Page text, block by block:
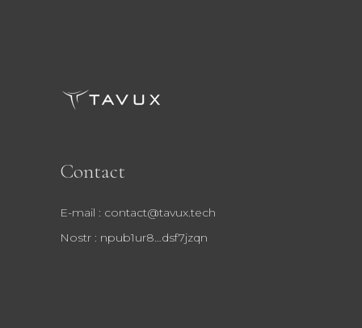
Contact
E-mail : contact@tavux.tech
Nostr : npub1ur8…dsf7jzqn